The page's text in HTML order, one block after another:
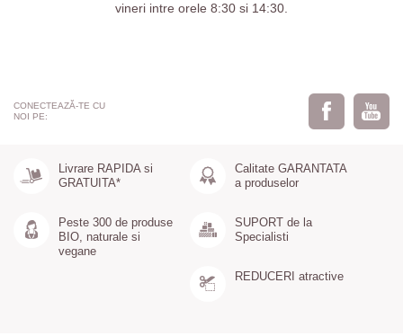
vineri intre orele 8:30 si 14:30.
CONECTEAZĂ-TE CU
NOI PE:
Livrare RAPIDA si
GRATUITA*
Calitate GARANTATA
a produselor
Peste 300 de produse
BIO, naturale si
vegane
SUPORT de la
Specialisti
REDUCERI atractive